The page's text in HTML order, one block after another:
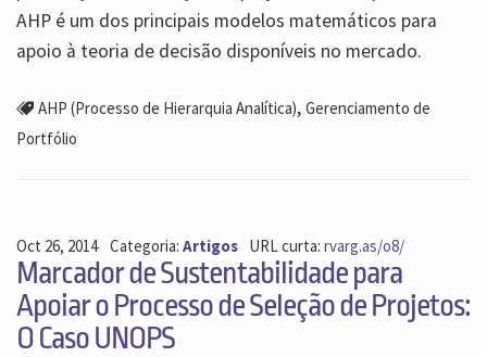
AHP é um dos principais modelos matemáticos para
apoio à teoria de decisão disponíveis no mercado.
AHP (Processo de Hierarquia Analítica), Gerenciamento de
Portfólio
Oct 26, 2014 Categoria: Artigos URL curta:rvarg.as/o8/
Marcador de Sustentabilidade para
Apoiar o Processo de Seleção de Projetos:
O Caso UNOPS